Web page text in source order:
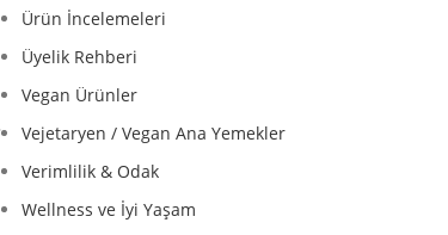
Ürün İncelemeleri
Üyelik Rehberi
Vegan Ürünler
Vejetaryen / Vegan Ana Yemekler
Verimlilik & Odak
Wellness ve İyi Yaşam